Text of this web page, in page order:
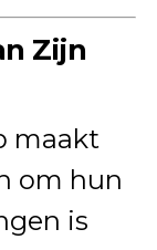
Zijn
maakt
om hun
is